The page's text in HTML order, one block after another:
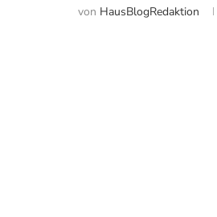
von HausBlogRedaktion